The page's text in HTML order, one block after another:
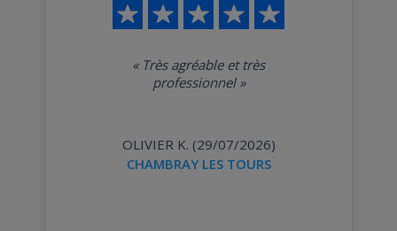
« Très agréable et très
professionnel»
OLIVIER K. (29/07/2026)
CHAMBRAY LES TOURS